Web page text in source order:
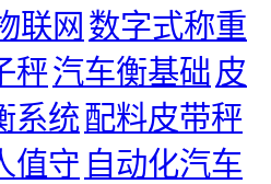
联网 数字式称重
秤汽车衡基础 皮
系统 配料皮带秤
值守 自动化汽车